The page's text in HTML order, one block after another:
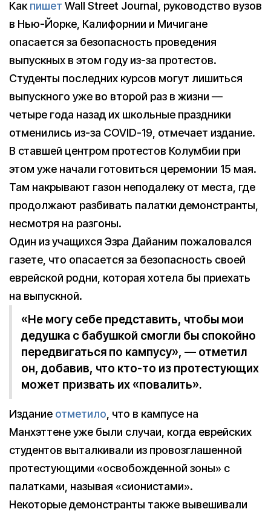
Какпишет Wall Street Journal, руководство вузов
в Нью-Йорке, Калифорнии и Мичигане
опасается за безопасность проведения
выпускных в этом году из-за протестов.
Студенты последних курсов могут лишиться
выпускного уже во второй раз в жизни —
четыре года назад их школьные праздники
отменились из-за COVID-19, отмечает издание.
В ставшей центром протестов Колумбии при
этом уже начали готовиться церемонии 15 мая.
Там накрывают газон неподалеку от места, где
продолжают разбивать палатки демонстранты,
несмотря на разгоны.
Один из учащихся Эзра Дайаним пожаловался
газете, что опасается за безопасность своей
еврейской родни, которая хотела бы приехать
на выпускной.
«Не могу себе представить, чтобы мои
дедушка с бабушкой смогли бы спокойно
передвигаться по кампусу», — отметил
он, добавив, что кто-то из протестующих
может призвать их «повалить».
Издание отметило, что в кампусе на
Манхэттене уже были случаи, когда еврейских
студентов выталкивали из провозглашенной
протестующими «освобожденной зоны» с
палатками, называя «сионистами».
Некоторые демонстранты также вывешивали